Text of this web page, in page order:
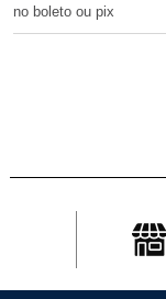
no boleto ou pix